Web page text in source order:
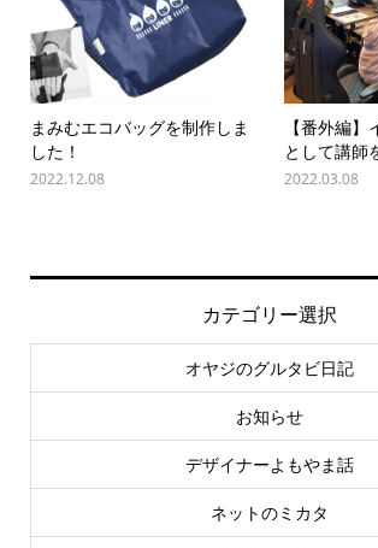
まみむエコバッグを制作しま
した！
2022.12.08
【番外編
として講師
2022.03.08
カテゴリー選択
オヤジのグルタビ日記
お知らせ
デザイナーよもやま話
ネットのミカタ